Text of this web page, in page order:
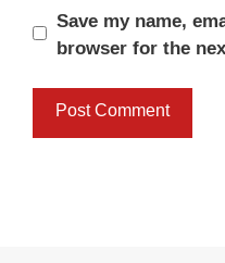
Save my name,
browser for the